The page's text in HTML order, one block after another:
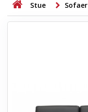
STUE
Stue Sofaer